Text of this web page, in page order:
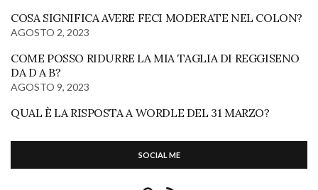
COSA SIGNIFICA AVERE FECI MODERATE NEL COLON?
AGOSTO 2, 2023
COME POSSO RIDURRE LA MIA TAGLIA DI REGGISENO
DA D A B?
AGOSTO 9, 2023
QUAL È LA RISPOSTA A WORDLE DEL 31 MARZO?
SOCIAL ME